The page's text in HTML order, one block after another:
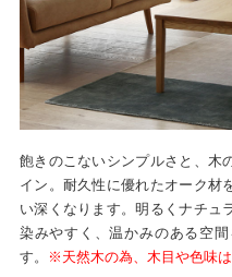
飽きのこないシンプルさと、木
イン。耐久性に優れたオーク材
い深くなります。明るくナチュ
染みやすく、温かみのある空
す。
※天然木の為、木目や色味は